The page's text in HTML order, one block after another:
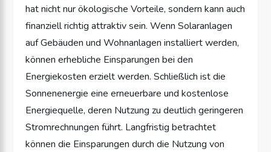
hat nicht nur ökologische Vorteile, sondern kann auch
finanziell richtig attraktiv sein. Wenn Solaranlagen
auf Gebäuden und Wohnanlagen installiert werden,
können erhebliche Einsparungen bei den
Energiekosten erzielt werden. Schließlich ist die
Sonnenenergie eine erneuerbare und kostenlose
Energiequelle, deren Nutzung zu deutlich geringeren
Stromrechnungen führt. Langfristig betrachtet
können die Einsparungen durch die Nutzung von